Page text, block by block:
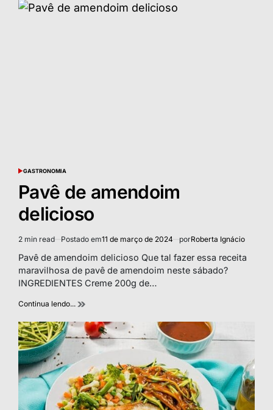
POSTED
GASTRONOMIA
Pavê de amendoim
delicioso
Estimated
read
2 min read Postado em11 de março de 2024 porRoberta Ignácio
Pavê de amendoim delicioso Que tal fazer essa receita
maravilhosa de pavê de amendoim neste sábado?
INGREDIENTES Creme 200g de…
Continua lendo...